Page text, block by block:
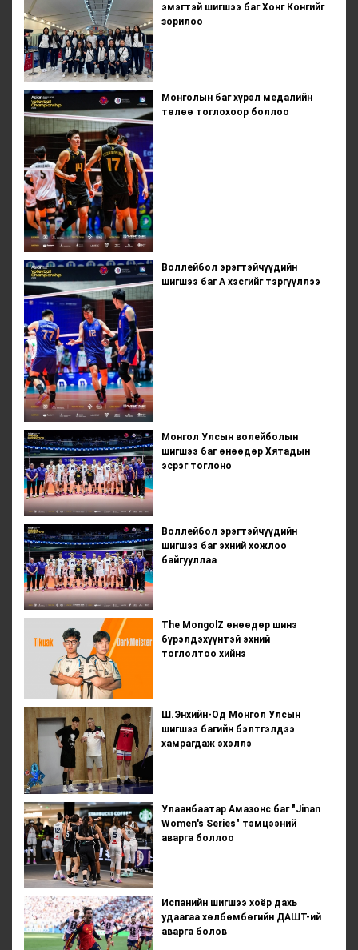
эмэгтэй шигшээ баг Хонг Конгийг
зорилоо
Монголын баг хүрэл медалийн
төлөө тоглохоор боллоо
Воллейбол эрэгтэйчүүдийн
шигшээ баг А хэсгийг тэргүүллээ
Монгол Улсын волейболын
шигшээ баг өнөөдөр Хятадын
эсрэг тоглоно
Воллейбол эрэгтэйчүүдийн
шигшээ баг эхний хожлоо
байгууллаа
The MongolZ өнөөдөр шинэ
бүрэлдэхүүнтэй эхний
тоглолтоо хийнэ
Ш.Энхийн-Од Монгол Улсын
шигшээ багийн бэлтгэлдээ
хамрагдаж эхэллэ
Улаанбаатар Амазонс баг "Jinan
Women's Series" тэмцээний
аварга боллоо
Испанийн шигшээ хоёр дахь
удаагаа хөлбөмбөгийн ДАШТ-ий
аварга болов